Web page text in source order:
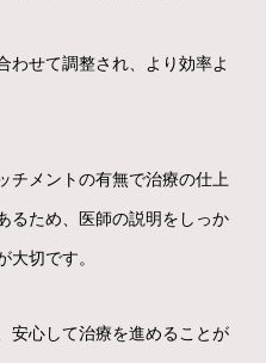
わせて調整され、より効率よ
チメントの有無で治療の仕上
るため、医師の説明をしっか
大切です。
安心して治療を進めることが